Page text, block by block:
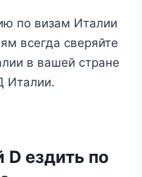
по визам Италии
всегда сверяйте
в вашей стране
Италии.
ездить по